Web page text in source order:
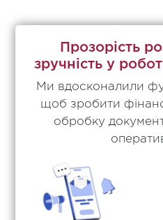
Прозорість
зручність у
Ми вдосконалили
щоб зробити
обробку